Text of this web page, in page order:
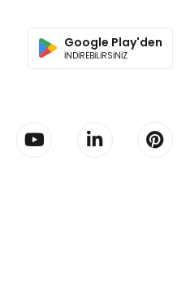
Google Play'den
İNDİREBİLİRSİNİZ